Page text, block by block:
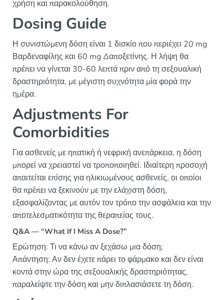
χρήση και παρακολούθηση.
Dosing Guide
Η συνιστώμενη δόση είναι 1 δισκίο που περιέχει 20 mg
Βαρδεναφίλης και 60 mg Δαποξετίνης. Η λήψη θα
πρέπει να γίνεται 30-60 λεπτά πριν από τη σεξουαλική
δραστηριότητα, με μέγιστη συχνότητα μία φορά την
ημέρα.
Adjustments For
Comorbidities
Για ασθενείς με ηπατική ή νεφρική ανεπάρκεια, η δόση
μπορεί να χρειαστεί να τροποποιηθεί. Ιδιαίτερη προσοχή
απαιτείται επίσης για ηλικιωμένους ασθενείς, οι οποίοι
θα πρέπει να ξεκινούν με την ελάχιστη δόση,
εξασφαλίζοντας με αυτόν τον τρόπο την ασφάλεια και την
αποτελεσματικότητα της θεραπείας τους.
Q&A — “What If I Miss A Dose?”
Ερώτηση: Τι να κάνω αν ξεχάσω μια δόση;
Απάντηση: Αν δεν έχετε πάρει το φάρμακο και δεν είναι
κοντά στην ώρα της σεξουαλικής δραστηριότητας,
παραλείψτε την δόση και μην διπλασιάσετε τη δόση.